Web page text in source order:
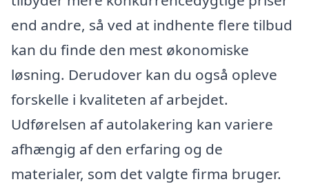
end andre, så ved at indhente flere tilbud
kan du finde den mest økonomiske
løsning. Derudover kan du også opleve
forskelle i kvaliteten af arbejdet.
Udførelsen af autolakering kan variere
afhængig af den erfaring og de
materialer, som det valgte firma bruger.